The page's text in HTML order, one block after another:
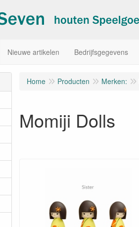
Nieuwe artikelen Bedrijfsgegevens
Home Producten Merken:
Momiji Dolls